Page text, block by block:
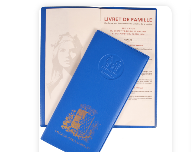
La maroquinerie
pour faire
Lamaroquinerie publicitaire
collaborateurs. Il permet aussi de
matière est assez facile à travailler.
également la continuité de la
Sommaire: